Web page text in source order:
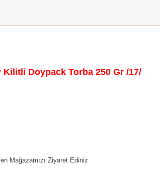
Kilitli Doypack Torba 250 Gr /17/
Mağazamızı Ziyaret Ediniz